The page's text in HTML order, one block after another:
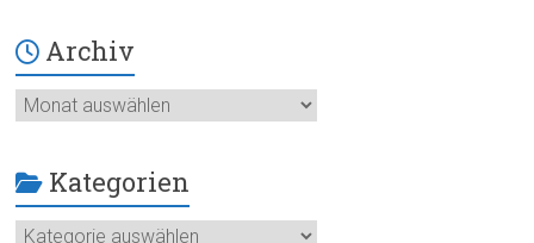
Archiv
Archiv
Kategorien
Kategorien